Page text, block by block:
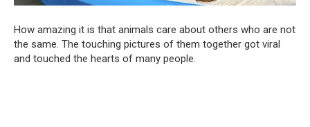
How amazing it is that animals care about others who are not
the same. The touching pictures of them together got viral
and touched the hearts of many people.